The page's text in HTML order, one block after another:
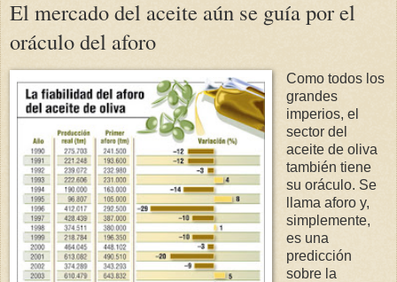
El mercado del aceite aún se guía por el
oráculo del aforo
Como todos los
grandes
imperios, el
sector del
aceite de oliva
también tiene
su oráculo. Se
llama aforo y,
simplemente,
es una
predicción
sobre la